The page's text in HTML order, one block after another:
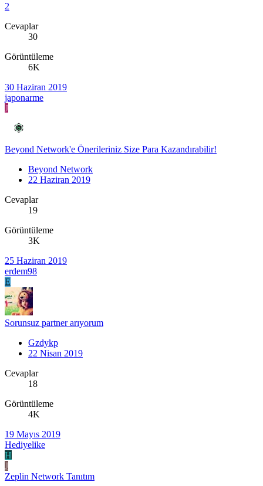
2
Cevaplar
30
Görüntüleme
6K
30 Haziran 2019
japonarme
J
Beyond Network'e Önerileriniz Size Para Kazandırabilir!
Beyond Network
22 Haziran 2019
Cevaplar
19
Görüntüleme
3K
25 Haziran 2019
erdem98
E
Sorunsuz partner arıyorum
Gzdykp
22 Nisan 2019
Cevaplar
18
Görüntüleme
4K
19 Mayıs 2019
Hediyelike
H
J
Zeplin Network Tanıtım